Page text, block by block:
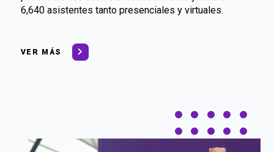
6,640 asistentes tanto presenciales y virtuales.
VER MÁS